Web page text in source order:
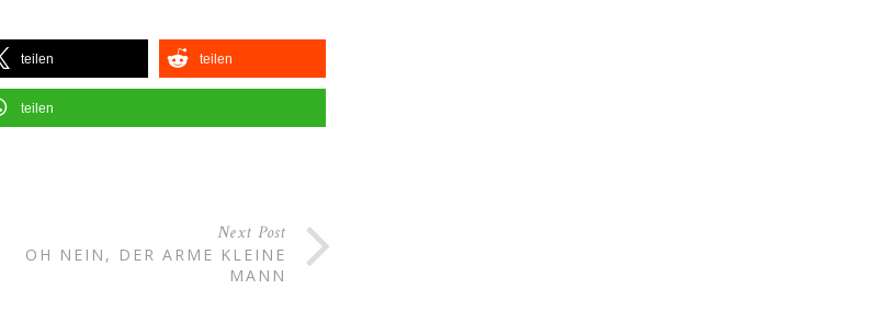
teilen teilen
teilen
Next Post
OH NEIN, DER ARME KLEINE
MANN